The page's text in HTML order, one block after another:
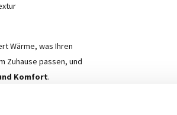
Wärme, was Ihren
Zuhause passen, und
Komfort.